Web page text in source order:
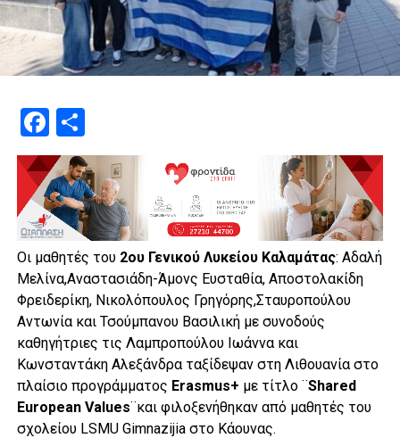
Facebook
Μοιραστείτε
Οι μαθητές του 2ου Γενικού Λυκείου Καλαμάτας: Αδαλή
Μελίνα,Αναστασιάδη-Άμονς Ευσταθία, Αποστολακίδη
Φρειδερίκη, Νικολόπουλος Γρηγόρης,Σταυροπούλου
Αντωνία και Τσούμπανου Βασιλική με συνοδούς
καθηγήτριες τις Λαμπροπούλου Ιωάννα και
Κωνσταντάκη Αλεξάνδρα ταξίδεψαν στη Λιθουανία στο
πλαίσιο προγράμματος Erasmus+ με τίτλο ¨Shared
European Values¨και φιλοξενήθηκαν από μαθητές του
σχολείου LSMU Gimnazijia στο Κάουνας.